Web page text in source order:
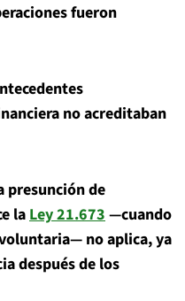
fueron
no acreditaban
presunción de
laLey 21.673—cuando
no aplica, ya
después de los